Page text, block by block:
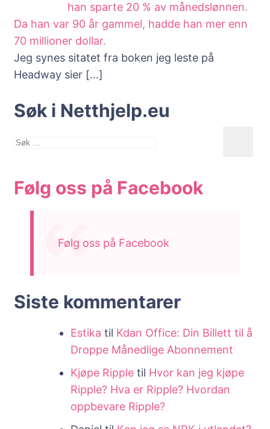
han sparte 20 % av månedslønnen.
Da han var 90 år gammel, hadde han mer enn
70 millioner dollar.
Jeg synes sitatet fra boken jeg leste på
Headway sier […]
Søk i Netthjelp.eu
Søk
Følg oss på Facebook
Følg oss på Facebook
Siste kommentarer
Estika til Kdan Office: Din Billett til å
Droppe Månedlige Abonnement
Kjøpe Ripple til Hvor kan jeg kjøpe
Ripple? Hva er Ripple? Hvordan
oppbevare Ripple?